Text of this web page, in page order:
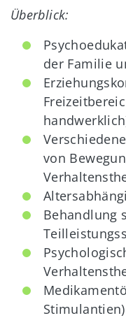
Überblick:
der Familie
von
Behandlung
Stimulantien)